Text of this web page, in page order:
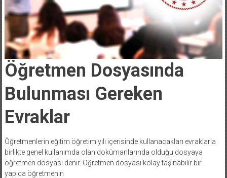
Öğretmen Dosyasında
Bulunması Gereken
Evraklar
Öğretmenlerin eğitim öğretim yılı içerisinde kullanacakları evraklarla
birlikte genel kullanımda olan dokümanlarında olduğu dosyaya
öğretmen dosyası denir. Öğretmen dosyası kolay taşınabilir bir
yapıda öğretmenin